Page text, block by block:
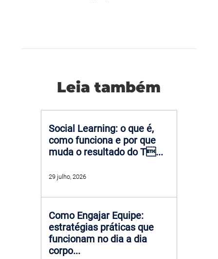
Leia também
Social Learning: o que é,
como funciona e por que
muda o resultado do T...
29 julho, 2026
Como Engajar Equipe:
estratégias práticas que
funcionam no dia a dia
corpo...